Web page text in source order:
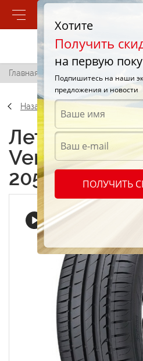
Позвонить
Главная / Hankook Ventus
Назад
Летние
Ventus
205/50 R16
Хотите
Получить
на первую
Подпишитесь на наши
предложения и новости
ПОЛУЧИТЬ